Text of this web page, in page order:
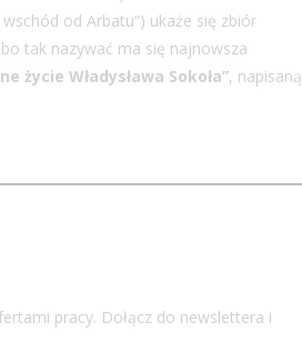
od Arbatu”) ukaże się zbiór
tak nazywać ma się najnowsza
życie Władysława Sokoła”, napisaną
pracy. Dołącz do newslettera i